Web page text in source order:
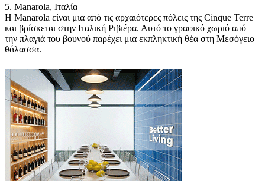
5. Manarola, Ιταλία
Η Manarola είναι μια από τις αρχαιότερες πόλεις της Cinque Terre
και βρίσκεται στην Ιταλική Ριβιέρα. Αυτό το γραφικό χωριό από
την πλαγιά του βουνού παρέχει μια εκπληκτική θέα στη Μεσόγειο
θάλασσα.